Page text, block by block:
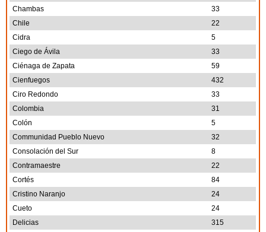
Chambas
33
Chile
22
Cidra
5
Ciego de Ávila
33
Ciénaga de Zapata
59
Cienfuegos
432
Ciro Redondo
33
Colombia
31
Colón
5
Communidad Pueblo Nuevo
32
Consolación del Sur
8
Contramaestre
22
Cortés
84
Cristino Naranjo
24
Cueto
24
Delicias
315